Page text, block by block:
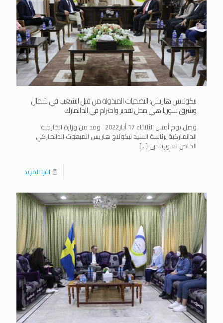
نيكولاس هاريس: التضحيات المبذولة من قبل الشعب في شمال
وشرق سوريا هي محل تقدير واحترام في الدانمارك
وصل يوم أمس الثلاثاء 17 أيار2022 وفد من وزارة الخارجية
الدانماركية برئاسة السيد نيكولاج هاريس المبعوث الدانماركي
الخاص لسوريا في […]
اقرا المزيد